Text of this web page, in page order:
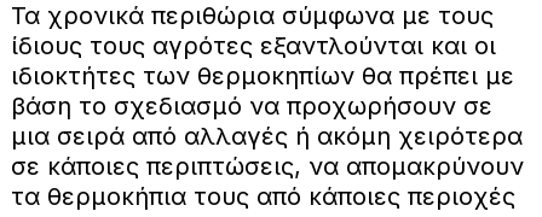
Τα χρονικά περιθώρια σύμφωνα με τους
ίδιους τους αγρότες εξαντλούνται και οι
ιδιοκτήτες των θερμοκηπίων θα πρέπει με
βάση το σχεδιασμό να προχωρήσουν σε
μια σειρά από αλλαγές ή ακόμη χειρότερα
σε κάποιες περιπτώσεις, να απομακρύνουν
τα θερμοκήπια τους από κάποιες περιοχές